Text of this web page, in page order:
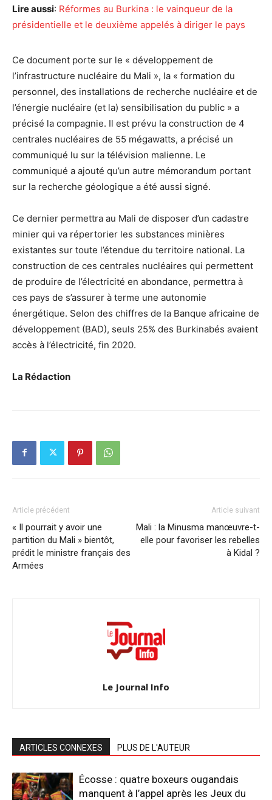
Lire aussi: Réformes au Burkina : le vainqueur de la
présidentielle et le deuxième appelés à diriger le pays
Ce document porte sur le « développement de
l’infrastructure nucléaire du Mali », la « formation du
personnel, des installations de recherche nucléaire et de
l’énergie nucléaire (et la) sensibilisation du public » a
précisé la compagnie. Il est prévu la construction de 4
centrales nucléaires de 55 mégawatts, a précisé un
communiqué lu sur la télévision malienne. Le
communiqué a ajouté qu’un autre mémorandum portant
sur la recherche géologique a été aussi signé.
Ce dernier permettra au Mali de disposer d’un cadastre
minier qui va répertorier les substances minières
existantes sur toute l’étendue du territoire national. La
construction de ces centrales nucléaires qui permettent
de produire de l’électricité en abondance, permettra à
ces pays de s’assurer à terme une autonomie
énergétique. Selon des chiffres de la Banque africaine de
développement (BAD), seuls 25% des Burkinabés avaient
accès à l’électricité, fin 2020.
La Rédaction
Article précédent
« Il pourrait y avoir une
partition du Mali » bientôt,
prédit le ministre français des
Armées
Article suivant
Mali : la Minusma manœuvre-t-
elle pour favoriser les rebelles
à Kidal ?
Le Journal Info
ARTICLES CONNEXES PLUS DE L'AUTEUR
Écosse : quatre boxeurs ougandais
manquent à l’appel après les Jeux du